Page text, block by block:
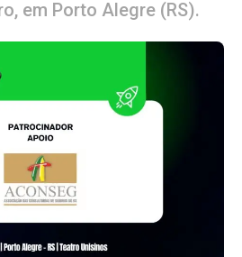
em Porto Alegre (RS).